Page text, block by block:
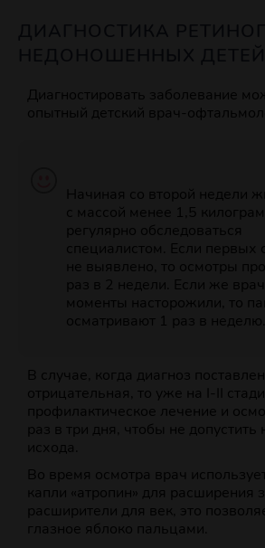
Диагностировать заболевание
опытный детский врач-
Начиная со второй недели
с массой менее 1,5
регулярно обследоваться
специалистом. Если первых
не выявлено, то осмотры
раз в 2 недели. Если же
моменты насторожили, то
осматривают 1 раз в неделю.
В случае, когда диагноз
отрицательная, то уже на I-II
профилактическое лечение и
раз в три дня, чтобы не допустить
исхода.
Во время осмотра врач
капли «атропин» для расширения
расширители для век, это
глазное яблоко пальцами.